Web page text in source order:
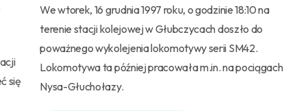
się
We wtorek, 16 grudnia 1997 roku, o godzinie 18:10 na
terenie stacji kolejowej w Głubczycach doszło do
poważnego wykolejenia lokomotywy serii SM42.
Lokomotywa ta później pracowała m.in. na pociągach
Nysa-Głuchołazy.